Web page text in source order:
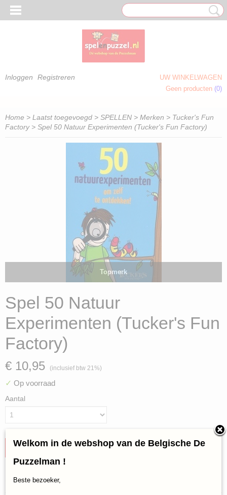
Inloggen Registreren
UW WINKELWAGEN
Geen producten (0)
Home > Laatst toegevoegd > SPELLEN > Merken > Tucker's Fun
Factory> Spel 50 Natuur Experimenten (Tucker's Fun Factory)
Topmerk
Spel 50 Natuur
Experimenten (Tucker's Fun
Factory)
€ 10,95 (inclusief btw 21%)
✓ Op voorraad
Aantal
IN WINKELWAGEN
Specificaties
Welkom in de webshop van de Belgische De
Puzzelman !
Beste bezoeker,